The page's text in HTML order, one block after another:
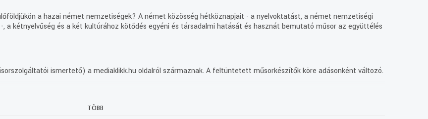
a hazai német nemzetiségek? A német közösség hétköznapjait - a nyelvoktatást, a német nemzetiségi
kétnyelvűség és a két kultúrához kötődés egyéni és társadalmi hatását és hasznát bemutató műsor az együttélés
ismertető) a mediaklikk.hu oldalról származnak. A feltüntetett műsorkészítők köre adásonként változó.
TÖBB